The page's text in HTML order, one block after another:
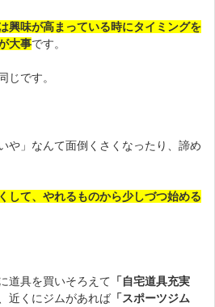
興味が高まっている時にタイミングを
大事です。
じです。
や」なんて面倒くさくなったり、諦め
して、やれるものから少しづつ始める
道具を買いそろえて 「自宅道具充実
近くにジムがあれば 「スポーツジム